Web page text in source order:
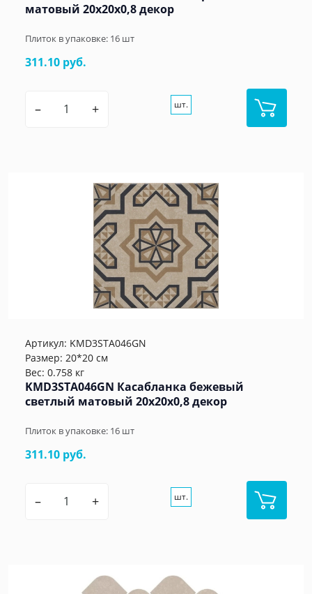
матовый 20x20x0,8 декор
Плиток в упаковке: 16 шт
311.10 руб.
– + шт.
Артикул: KMD3STA046GN
Размер: 20*20 см
Вес: 0.758 кг
KMD3STA046GN Касабланка бежевый
светлый матовый 20x20x0,8 декор
Плиток в упаковке: 16 шт
311.10 руб.
– + шт.